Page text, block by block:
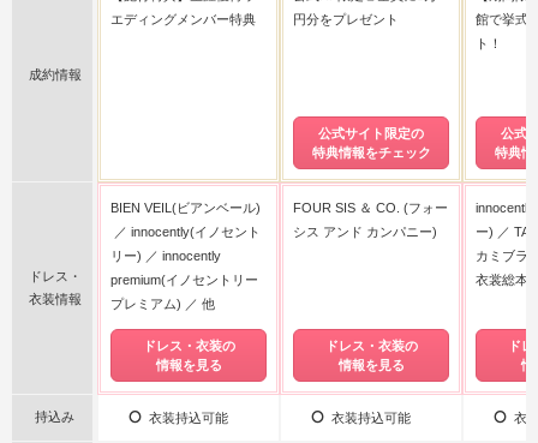
成約情報
エディングメンバー特典
円分をプレゼント
公式サイト限定の
特典情報をチェック
館で挙式
ト！
公式
特典情
ドレス・
衣装情報
BIEN VEIL(ビアンベール)
innocently(イノセント
リー)
innocently
premium(イノセントリー
プレミアム)
他
ドレス・衣装の
情報を見る
FOUR SIS ＆ CO. (フォー
シス アンド カンパニー)
ドレス・衣装の
情報を見る
ー)
カミブラ
衣裳総本
ド
情
持込み 衣装持込可能 衣装持込可能 衣